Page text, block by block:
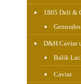
1805 Deli &
D&H Caviar
Balik
Caviar